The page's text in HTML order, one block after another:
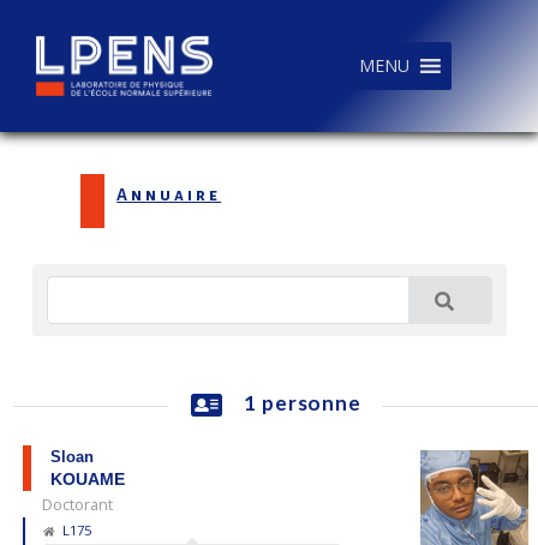
MENU
Annuaire
1 personne
Sloan
KOUAME
Doctorant
L175